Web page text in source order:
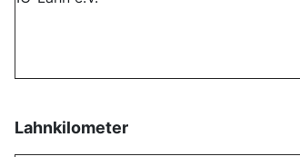
Lahnkilometer